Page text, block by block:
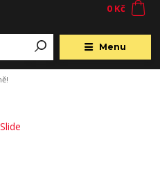
Menu
0 Kč